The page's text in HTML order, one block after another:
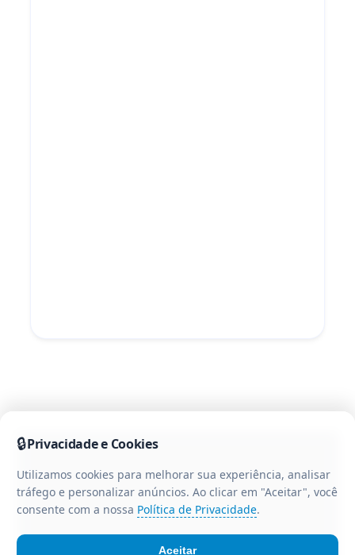
🔒Privacidade e Cookies
Utilizamos cookies para melhorar sua experiência, analisar
tráfego e personalizar anúncios. Ao clicar em "Aceitar", você
consente com a nossa Política de Privacidade.
Aceitar